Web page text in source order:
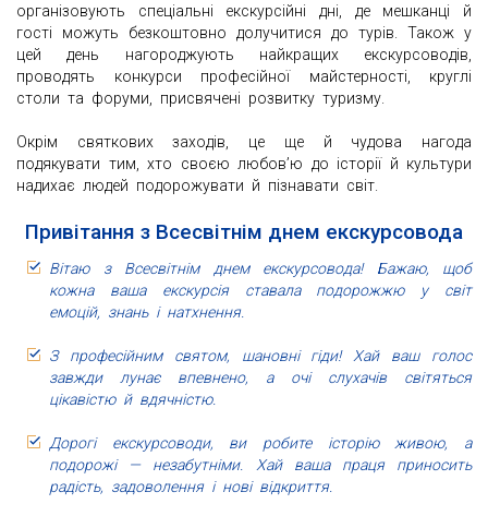
організовують спеціальні екскурсійні дні, де мешканці й
гості можуть безкоштовно долучитися до турів. Також у
цей день нагороджують найкращих екскурсоводів,
проводять конкурси професійної майстерності, круглі
столи та форуми, присвячені розвитку туризму.
Окрім святкових заходів, це ще й чудова нагода
подякувати тим, хто своєю любов’ю до історії й культури
надихає людей подорожувати й пізнавати світ.
Привітання з Всесвітнім днем екскурсовода
Вітаю з Всесвітнім днем екскурсовода! Бажаю, щоб
кожна ваша екскурсія ставала подорожжю у світ
емоцій, знань і натхнення.
З професійним святом, шановні гіди! Хай ваш голос
завжди лунає впевнено, а очі слухачів світяться
цікавістю й вдячністю.
Дорогі екскурсоводи, ви робите історію живою, а
подорожі — незабутніми. Хай ваша праця приносить
радість, задоволення і нові відкриття.